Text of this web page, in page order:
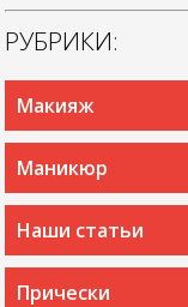
РУБРИКИ:
Макияж
Маникюр
Наши статьи
Прически